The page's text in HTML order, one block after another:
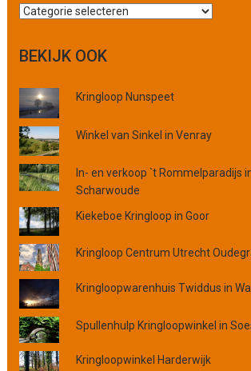
Z
e
k
p
l
a
a
t
s
,
p
r
o
v
i
n
c
i
BEKIJK OOK
Kringloop Nunspeet
Winkel van Sinkel in Venray
In- en verkoop `t Rommelparadijs
Scharwoude
Kiekeboe Kringloop in Goor
Kringloop Centrum Utrecht
Kringloopwarenhuis Twiddus in
Spullenhulp Kringloopwinkel in
Kringloopwinkel Harderwijk